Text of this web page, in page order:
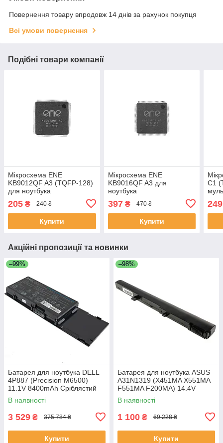
Повернення товару впродовж 14 днів за рахунок покупця
Всі умови повернення
Подібні товари компанії
Мікросхема ENE
KB9012QF A3 (TQFP-128)
для ноутбука
205 ₴ 240 ₴
Купити
Мікросхема ENE
KB9016QF A3 для
ноутбука
397₴ 470 ₴
Купити
C1
249
Акційні пропозиції та новинки
–99%
Батарея для ноутбука DELL
4P887 (Precision M6500)
11.1V 8400mAh Сріблястий
В наявності
3 529 ₴ 375 784 ₴
Купити
–98%
Батарея для ноутбука ASUS
A31N1319 (X451MA X551MA
F551MA F200MA) 14.4V
2200mAh Чорний
В наявності
1 100 ₴ 69 228 ₴
Купити